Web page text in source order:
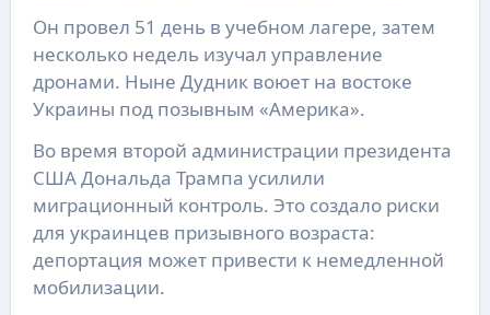
Он провел 51 день в учебном лагере, затем
несколько недель изучал управление
дронами. Ныне Дудник воюет на востоке
Украины под позывным «Америка».
Во время второй администрации президента
США Дональда Трампа усилили
миграционный контроль. Это создало риски
для украинцев призывного возраста:
депортация может привести к немедленной
мобилизации.